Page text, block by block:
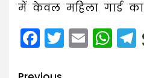
में केवल महिला गार्ड का
Facebook
Twitter
Email